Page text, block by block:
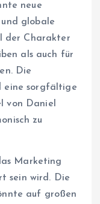
neue
globale
der Charakter
als auch für
Die
eine sorgfältige
von Daniel
zu
Marketing
sein wird. Die
auf großen